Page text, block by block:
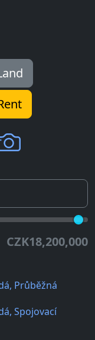
CZK18,200,000
Průběžná
Spojovací